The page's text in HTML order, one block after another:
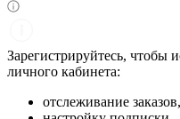
Зарегистрируйтесь, чтобы
личного кабинета:
отслеживание заказов,